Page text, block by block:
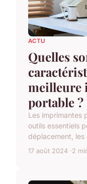
ACTU
Quelles
meilleure
portable ?
Les imprimantes
outils essentiels
déplacement,
17 août 2024 2